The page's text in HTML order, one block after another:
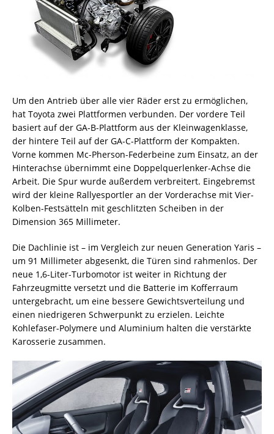
Um den Antrieb über alle vier Räder erst zu ermöglichen,
hat Toyota zwei Plattformen verbunden. Der vordere Teil
basiert auf der GA-B-Plattform aus der Kleinwagenklasse,
der hintere Teil auf der GA-C-Plattform der Kompakten.
Vorne kommen Mc-Pherson-Federbeine zum Einsatz, an der
Hinterachse übernimmt eine Doppelquerlenker-Achse die
Arbeit. Die Spur wurde außerdem verbreitert. Eingebremst
wird der kleine Rallyesportler an der Vorderachse mit Vier-
Kolben-Festsätteln mit geschlitzten Scheiben in der
Dimension 365 Millimeter.
Die Dachlinie ist – im Vergleich zur neuen Generation Yaris –
um 91 Millimeter abgesenkt, die Türen sind rahmenlos. Der
neue 1,6-Liter-Turbomotor ist weiter in Richtung der
Fahrzeugmitte versetzt und die Batterie im Kofferraum
untergebracht, um eine bessere Gewichtsverteilung und
einen niedrigeren Schwerpunkt zu erzielen. Leichte
Kohlefaser-Polymere und Aluminium halten die verstärkte
Karosserie zusammen.